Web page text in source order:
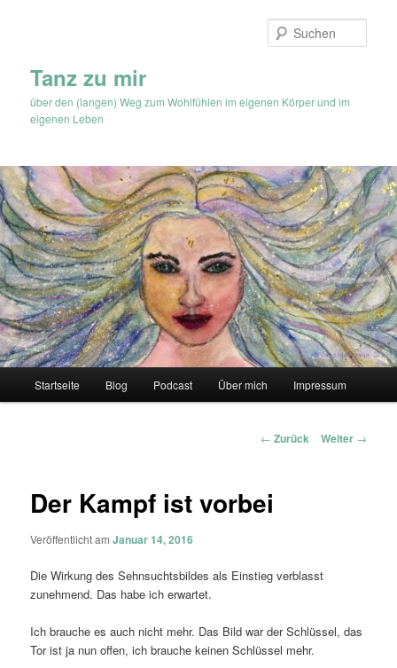
Tanz zu mir
über den (langen) Weg zum Wohlfühlen im eigenen Körper und im
eigenen Leben
Startseite Blog Podcast Über mich Impressum
Beitragsnavigation
← Zurück Weiter →
Der Kampf ist vorbei
Veröffentlicht amJanuar 14, 2016
Die Wirkung des Sehnsuchtsbildes als Einstieg verblasst
zunehmend. Das habe ich erwartet.
Ich brauche es auch nicht mehr. Das Bild war der Schlüssel, das
Tor ist ja nun offen, ich brauche keinen Schlüssel mehr.